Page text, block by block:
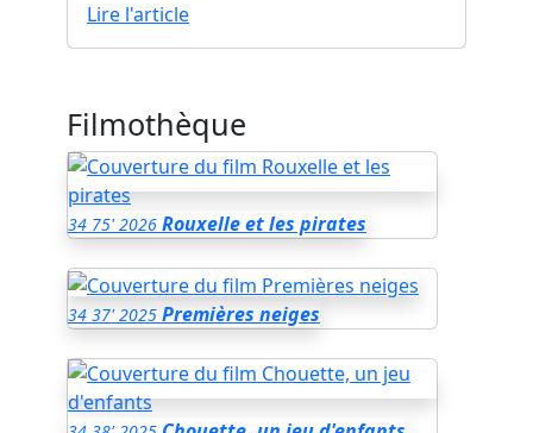
Lire l'article
Filmothèque
34 75' 2026 Rouxelle et les pirates
34 37' 2025 Premières neiges